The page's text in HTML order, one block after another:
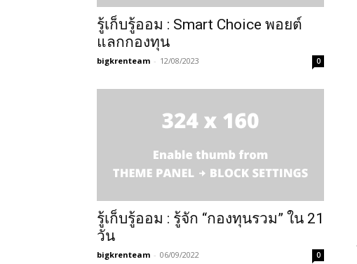
รู้เก็บรู้ออม : Smart Choice พอยต์
แลกกองทุน
bigkrenteam - 12/08/2023 0
รู้เก็บรู้ออม : รู้จัก “กองทุนรวม” ใน 21
วัน
bigkrenteam - 06/09/2022 0